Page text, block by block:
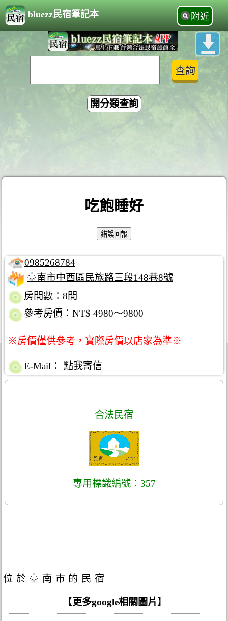
bluezz民宿筆記本 附近
開分類查詢
吃飽睡好
0985268784
臺南市中西區民族路三段148巷8號
房間數：8間
參考房價：NT$ 4980～9800
※房價僅供參考，實際房價以店家為準※
E-Mail： 點我寄信
合法民宿
專用標識編號：357
位於臺南市的民宿
【更多google相關圖片】